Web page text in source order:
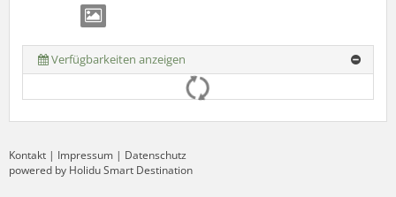
Verfügbarkeiten anzeigen
Kontakt | Impressum | Datenschutz
powered by Holidu Smart Destination